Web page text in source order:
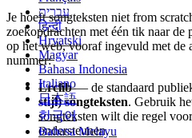
עברית
हिन्दी
Hrvatski
Magyar
Bahasa Indonesia
Italiano
日本語
한국어
Bahasa Melayu
Je hoeft songteksten niet from
zoekopdrachten met één tik naar de
op het web, vooraf ingevuld met de
nummer:
Lrclib— de standaard
stijl) songteksten. Gebruik
songteksten wilt die regel
ondersteunen.